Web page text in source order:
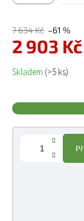
7 634 Kč –61 %
2 903 Kč
Měrná cena:
Skladem (>5 ks)